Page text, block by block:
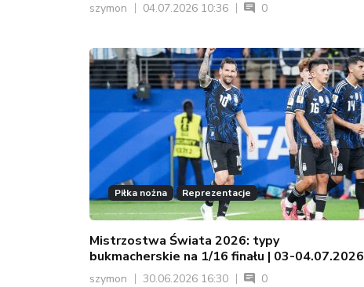
szymon 04.07.2026 10:36 0
Piłka nożna Reprezentacje
Mistrzostwa Świata 2026: typy
bukmacherskie na 1/16 finału | 03-04.07.2026
szymon 30.06.2026 16:30 0